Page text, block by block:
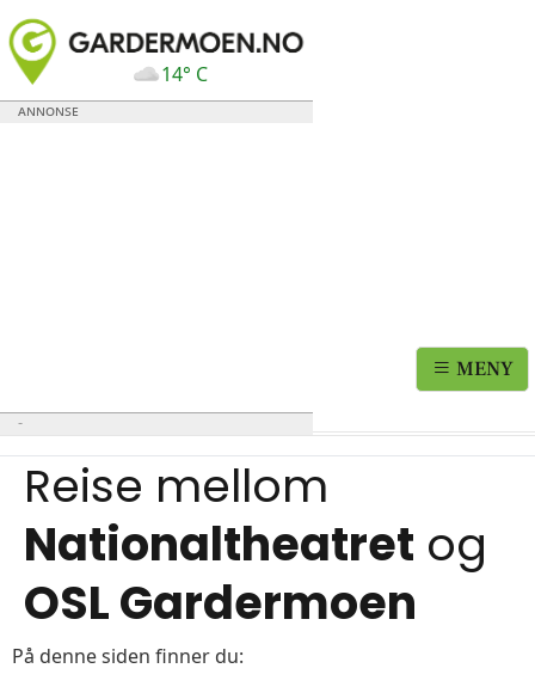
14° C
MENY
Reise mellom
Nationaltheatret og
OSL Gardermoen
På denne siden finner du: